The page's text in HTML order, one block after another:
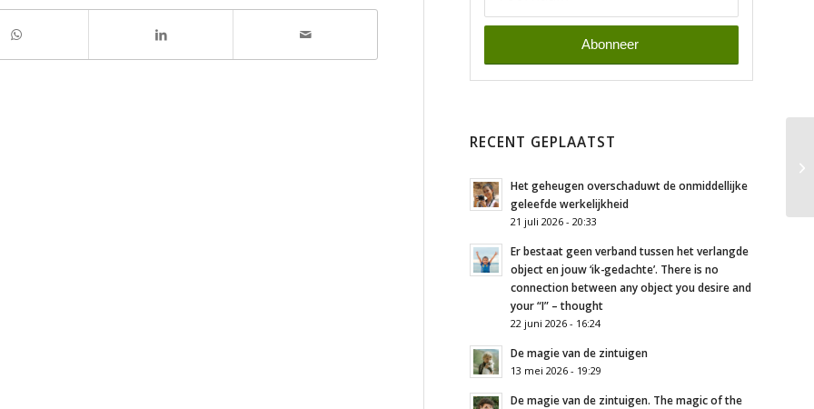
RECENT GEPLAATST
Het geheugen overschaduwt de onmiddellijke
geleefde werkelijkheid
21 juli 2026 - 20:33
Er bestaat geen verband tussen het verlangde
object en jouw ‘ik-gedachte’. There is no
connection between any object you desire and
your “I” – thought
22 juni 2026 - 16:24
De magie van de zintuigen
13 mei 2026 - 19:29
De magie van de zintuigen. The magic of the